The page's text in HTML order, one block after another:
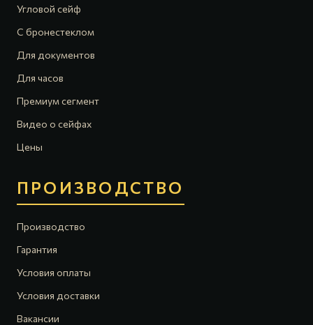
Угловой сейф
С бронестеклом
Для документов
Для часов
Премиум сегмент
Видео о сейфах
Цены
ПРОИЗВОДСТВО
Производство
Гарантия
Условия оплаты
Условия доставки
Вакансии